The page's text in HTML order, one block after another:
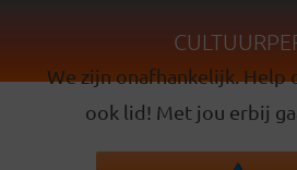
We zijn onafhankelijk. Help
ook lid! Met jou erbij